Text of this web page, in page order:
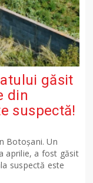
găsit
din
suspectă!
Botoșani. Un
aprilie, a fost găsit
suspectă este